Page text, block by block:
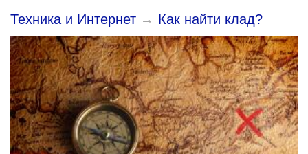
Техника и Интернет → Как найти клад?